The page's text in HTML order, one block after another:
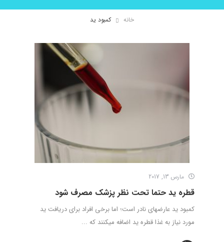
خانه کمبود ید
مارس 13, 2017
قطره ید حتما تحت نظر پزشک مصرف شود
کمبود ید عارضه­ای نادر است؛ اما برخی افراد برای دریافت ید
مورد نیاز به غذا قطره ید اضافه می­کنند که ...